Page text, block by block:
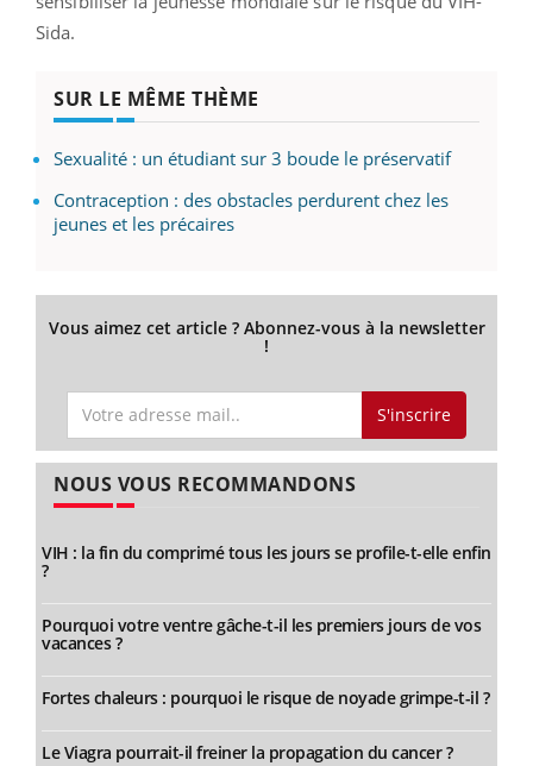
Sida.
SUR LE MÊME THÈME
Sexualité : un étudiant sur 3 boude le préservatif
Contraception : des obstacles perdurent chez les
jeunes et les précaires
Vous aimez cet article ? Abonnez-vous à la newsletter
!
S'inscrire
NOUS VOUS RECOMMANDONS
VIH : la fin du comprimé tous les jours se profile-t-elle enfin
?
Pourquoi votre ventre gâche-t-il les premiers jours de vos
vacances ?
Fortes chaleurs : pourquoi le risque de noyade grimpe-t-il ?
Le Viagra pourrait-il freiner la propagation du cancer ?